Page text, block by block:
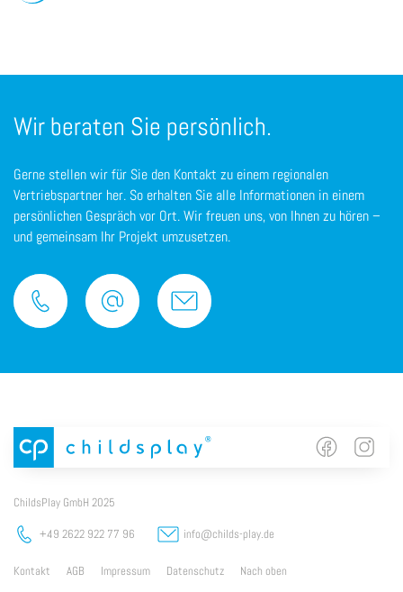
Wir beraten Sie persönlich.
Gerne stellen wir für Sie den Kontakt zu einem regionalen
Vertriebspartner her. So erhalten Sie alle Informationen in einem
persönlichen Gespräch vor Ort. Wir freuen uns, von Ihnen zu hören –
und gemeinsam Ihr Projekt umzusetzen.
ChildsPlay GmbH 2025
+49 2622 922 77 96 info@childs-play.de
Kontakt AGB Impressum Datenschutz Nach oben